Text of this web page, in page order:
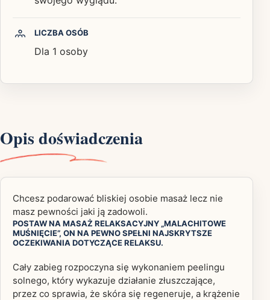
LICZBA OSÓB
Dla 1 osoby
Opis doświadczenia
Chcesz podarować bliskiej osobie masaż lecz nie
masz pewności jaki ją zadowoli.
POSTAW NA MASAŻ RELAKSACYJNY „MALACHITOWE
MUŚNIĘCIE”, ON NA PEWNO SPEŁNI NAJSKRYTSZE
OCZEKIWANIA DOTYCZĄCE RELAKSU.
Cały zabieg rozpoczyna się wykonaniem peelingu
solnego, który wykazuje działanie złuszczające,
przez co sprawia, że skóra się regeneruje, a krążenie